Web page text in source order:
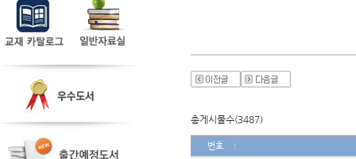
총게시물수(3487)
번호